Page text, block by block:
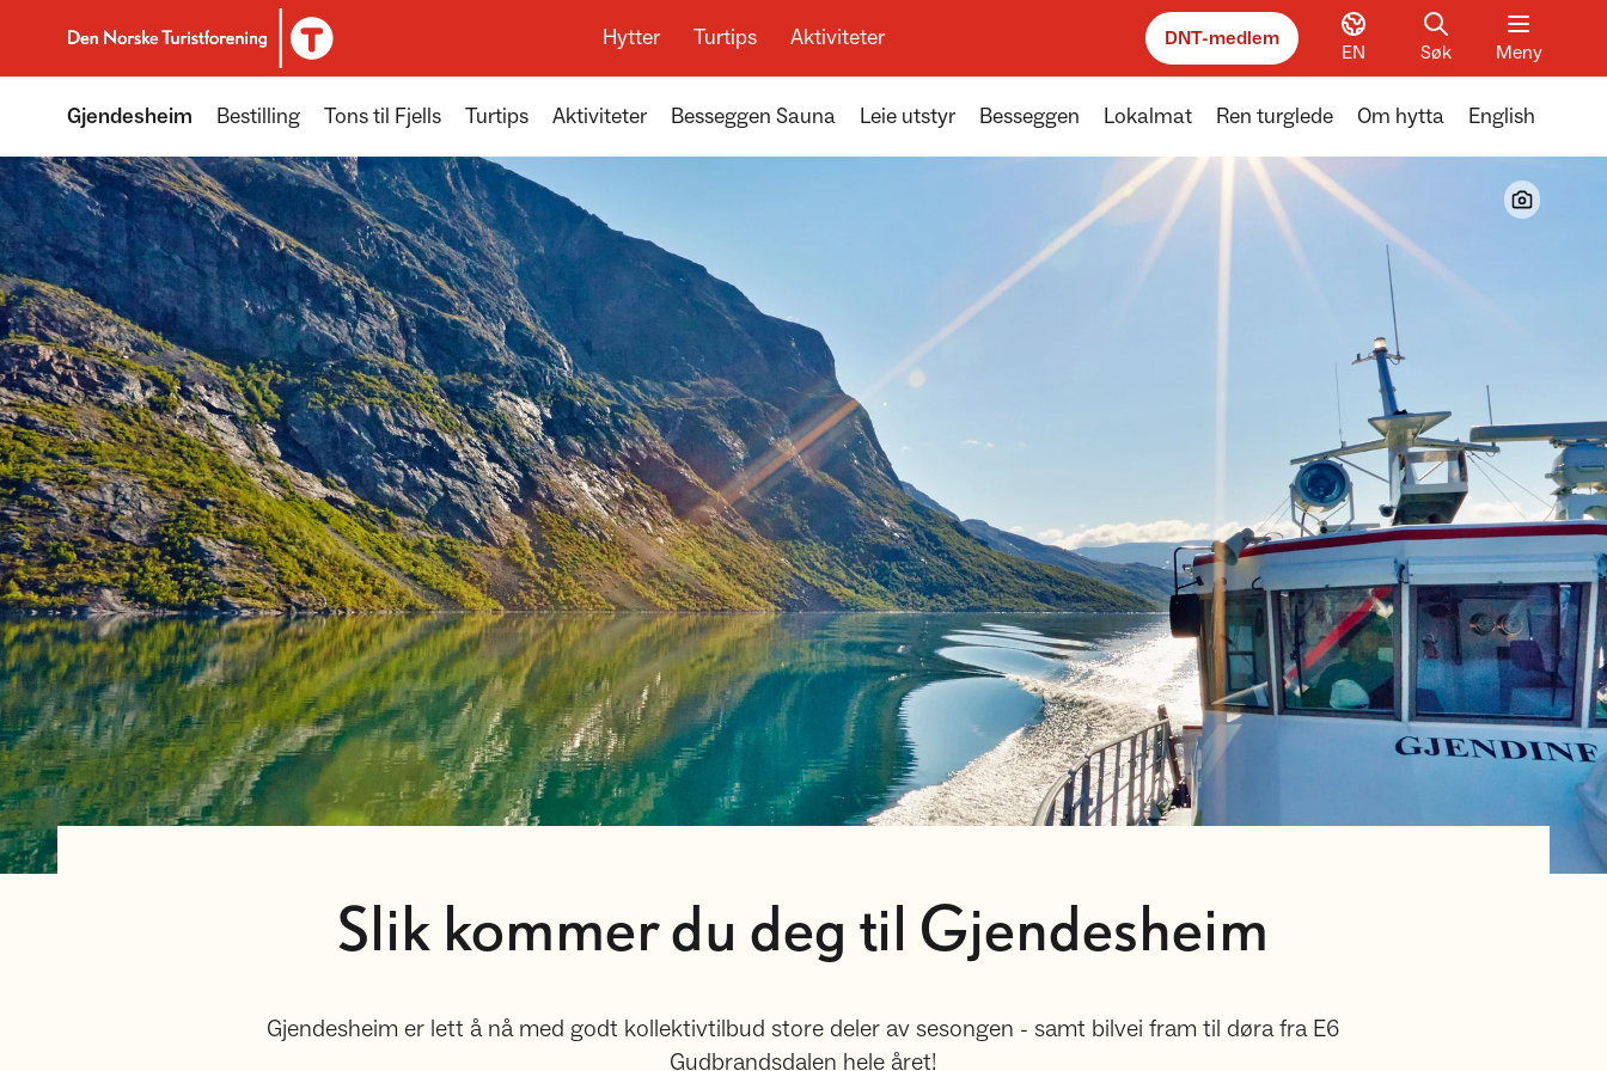
Til DNT.no forside
Hytter Turtips Aktiviteter DNT-medlem
EN Søk Meny
Gjendesheim Bestilling Tons til Fjells Turtips Aktiviteter Besseggen Sauna Leie utstyr Besseggen Lokalmat Ren turglede Om hytta English
Slik kommer du deg til Gjendesheim
Gjendesheim er lett å nå med godt kollektivtilbud store deler av sesongen - samt bilvei fram til døra fra E6
Gudbrandsdalen hele året!